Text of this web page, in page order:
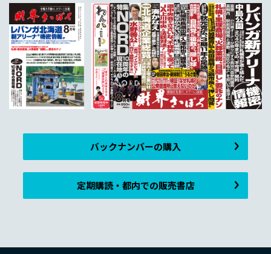
バックナンバーの購入
定期購読・都内での販売書店